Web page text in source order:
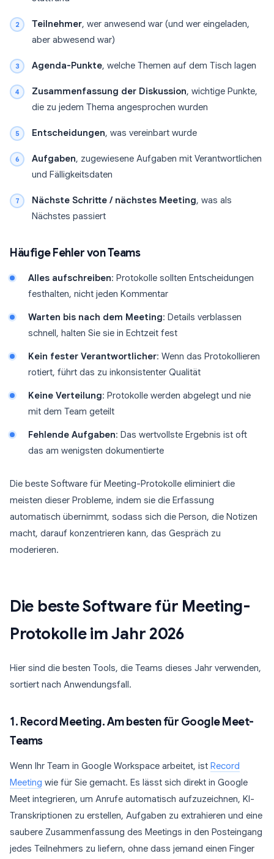
Teilnehmer, wer anwesend war (und wer eingeladen,
aber abwesend war)
Agenda-Punkte, welche Themen auf dem Tisch lagen
Zusammenfassung der Diskussion, wichtige Punkte,
die zu jedem Thema angesprochen wurden
Entscheidungen, was vereinbart wurde
Aufgaben, zugewiesene Aufgaben mit Verantwortlichen
und Fälligkeitsdaten
Nächste Schritte / nächstes Meeting, was als
Nächstes passiert
Häufige Fehler von Teams
Alles aufschreiben: Protokolle sollten Entscheidungen
festhalten, nicht jeden Kommentar
Warten bis nach dem Meeting: Details verblassen
schnell, halten Sie sie in Echtzeit fest
Kein fester Verantwortlicher: Wenn das Protokollieren
rotiert, führt das zu inkonsistenter Qualität
Keine Verteilung: Protokolle werden abgelegt und nie
mit dem Team geteilt
Fehlende Aufgaben: Das wertvollste Ergebnis ist oft
das am wenigsten dokumentierte
Die beste Software für Meeting-Protokolle eliminiert die
meisten dieser Probleme, indem sie die Erfassung
automatisch übernimmt, sodass sich die Person, die Notizen
macht, darauf konzentrieren kann, das Gespräch zu
moderieren.
Die beste Software für Meeting-
Protokolle im Jahr 2026
Hier sind die besten Tools, die Teams dieses Jahr verwenden,
sortiert nach Anwendungsfall.
1. Record Meeting. Am besten für Google Meet-
Teams
Wenn Ihr Team in Google Workspace arbeitet, ist Record
Meeting wie für Sie gemacht. Es lässt sich direkt in Google
Meet integrieren, um Anrufe automatisch aufzuzeichnen, KI-
Transkriptionen zu erstellen, Aufgaben zu extrahieren und eine
saubere Zusammenfassung des Meetings in den Posteingang
jedes Teilnehmers zu liefern, ohne dass jemand einen Finger